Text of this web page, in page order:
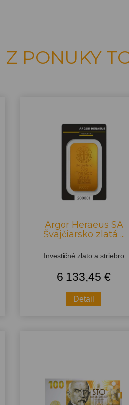
Z PONUKY
Argor Heraeus SA
Švajčiarsko zlatá ...
Investičné zlato a striebro
6 133,45 €
Detail